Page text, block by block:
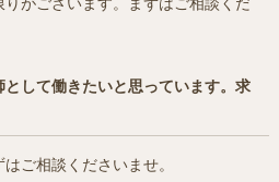
して働きたいと思っています。求
ご相談くださいませ。